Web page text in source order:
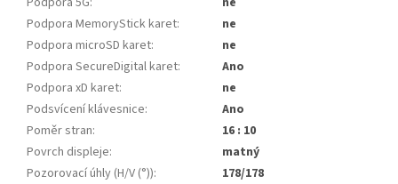
Podpora MemoryStick karet:
ne
Podpora microSD karet:
ne
Podpora SecureDigital karet:
Ano
Podpora xD karet:
ne
Podsvícení klávesnice:
Ano
Poměr stran:
16 : 10
Povrch displeje:
matný
Pozorovací úhly (H/V (°)):
178/178